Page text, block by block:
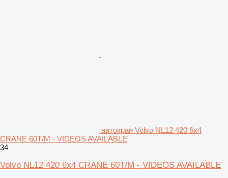
автокран Volvo NL12 420 6x4
CRANE 60T/M - VIDEOS AVAILABLE
34
Volvo NL12 420 6x4 CRANE 60T/M - VIDEOS AVAILABLE